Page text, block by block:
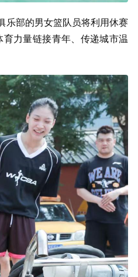
乐部的男女篮队员将利用休赛
力量链接青年、传递城市温